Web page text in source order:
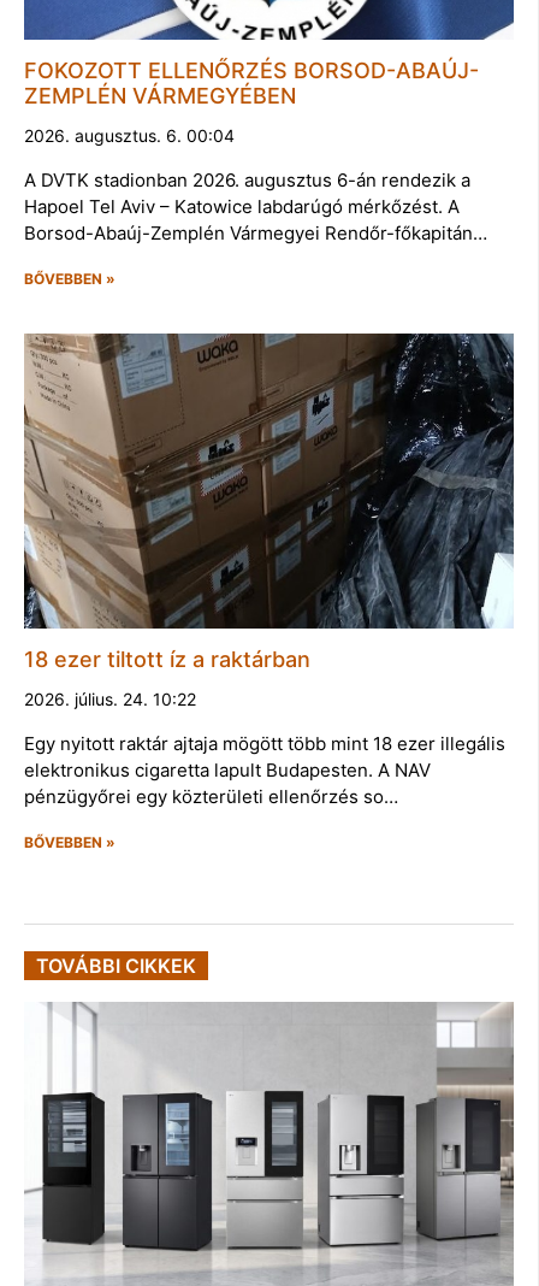
FOKOZOTT ELLENŐRZÉS BORSOD-ABAÚJ-
ZEMPLÉN VÁRMEGYÉBEN
2026. augusztus. 6. 00:04
A DVTK stadionban 2026. augusztus 6-án rendezik a
Hapoel Tel Aviv – Katowice labdarúgó mérkőzést. A
Borsod-Abaúj-Zemplén Vármegyei Rendőr-főkapitán…
BŐVEBBEN »
18 ezer tiltott íz a raktárban
2026. július. 24. 10:22
Egy nyitott raktár ajtaja mögött több mint 18 ezer illegális
elektronikus cigaretta lapult Budapesten. A NAV
pénzügyőrei egy közterületi ellenőrzés so…
BŐVEBBEN »
TOVÁBBI CIKKEK